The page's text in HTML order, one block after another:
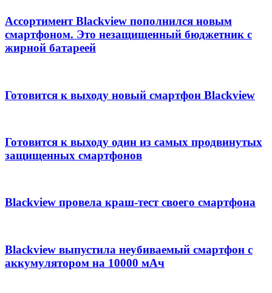
Ассортимент Blackview пополнился новым
смартфоном. Это незащищенный бюджетник с
жирной батареей
Готовится к выходу новый смартфон Blackview
Готовится к выходу один из самых продвинутых
защищенных смартфонов
Blackview провела краш-тест своего смартфона
Blackview выпустила неубиваемый смартфон с
аккумулятором на 10000 мАч